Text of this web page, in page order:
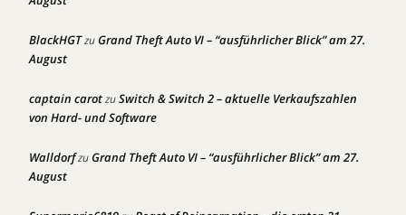
BlackHGTzuGrand Theft Auto VI – “ausführlicher Blick” am 27.
August
captain carotzuSwitch & Switch 2 – aktuelle Verkaufszahlen
von Hard- und Software
WalldorfzuGrand Theft Auto VI – “ausführlicher Blick” am 27.
August